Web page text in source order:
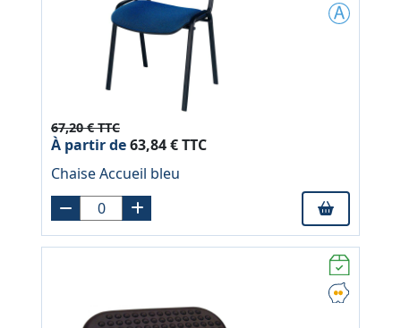
67,20 € TTC
À partir de63,84 € TTC
Chaise Accueil bleu